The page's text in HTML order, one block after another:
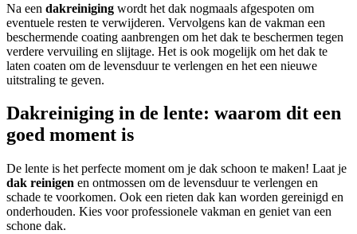
Na een dakreiniging wordt het dak nogmaals afgespoten om
eventuele resten te verwijderen. Vervolgens kan de vakman een
beschermende coating aanbrengen om het dak te beschermen tegen
verdere vervuiling en slijtage. Het is ook mogelijk om het dak te
laten coaten om de levensduur te verlengen en het een nieuwe
uitstraling te geven.
Dakreiniging in de lente: waarom dit een
goed moment is
De lente is het perfecte moment om je dak schoon te maken! Laat je
dak reinigen en ontmossen om de levensduur te verlengen en
schade te voorkomen. Ook een rieten dak kan worden gereinigd en
onderhouden. Kies voor professionele vakman en geniet van een
schone dak.